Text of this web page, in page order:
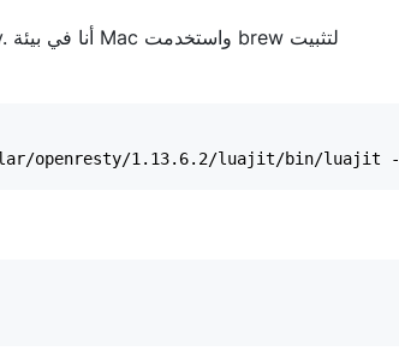
openresty/1.13.6.2/luajit/bin/luajit -